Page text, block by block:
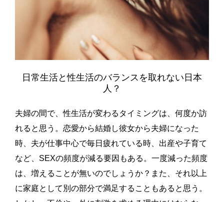
日常生活と性生活のバランスを取れない日本
人？
夫婦の間で、性生活が変わるタイミングは、何度か訪
れると思う。恋愛から結婚し彼女から夫婦になった
時、夫が仕事中心で毎日疲れている時、出産や子育て
など、SEXの頻度が減る要因もある。一度減った頻度
は、増えることが無いのでしょうか？また、それ以上
に家庭として別の部分で満足することもあると思う。